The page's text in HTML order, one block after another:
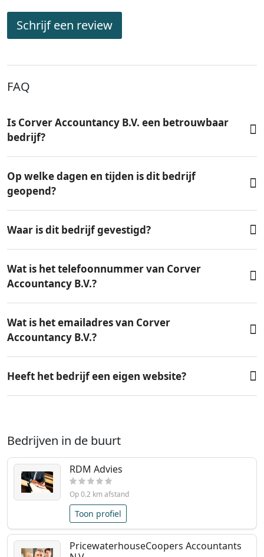
Schrijf een review
FAQ
Is Corver Accountancy B.V. een betrouwbaar
bedrijf?
Op welke dagen en tijden is dit bedrijf
geopend?
Waar is dit bedrijf gevestigd?
Wat is het telefoonnummer van Corver
Accountancy B.V.?
Wat is het emailadres van Corver
Accountancy B.V.?
Heeft het bedrijf een eigen website?
Bedrijven in de buurt
RDM Advies
Op 0.2 km afstand
Toon profiel
PricewaterhouseCoopers Accountants